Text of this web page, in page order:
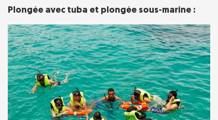
Plongée avec tuba et plongée sous-marine :